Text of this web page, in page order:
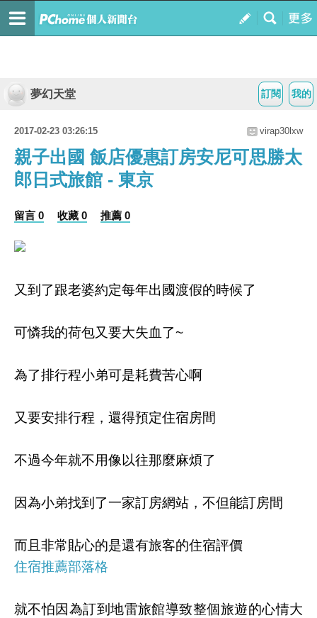
我的
訂閱
夢幻天堂
2017-02-23 03:26:15 virap30lxw
親子出國 飯店優惠訂房安尼可思勝太
郎日式旅館 - 東京
留言 0 收藏 0 推薦 0
又到了跟老婆約定每年出國渡假的時候了
可憐我的荷包又要大失血了~
為了排行程小弟可是耗費苦心啊
又要安排行程，還得預定住宿房間
不過今年就不用像以往那麼麻煩了
因為小弟找到了一家訂房網站，不但能訂房間
而且非常貼心的是還有旅客的住宿評價
住宿推薦部落格
就不怕因為訂到地雷旅館導致整個旅遊的心情大